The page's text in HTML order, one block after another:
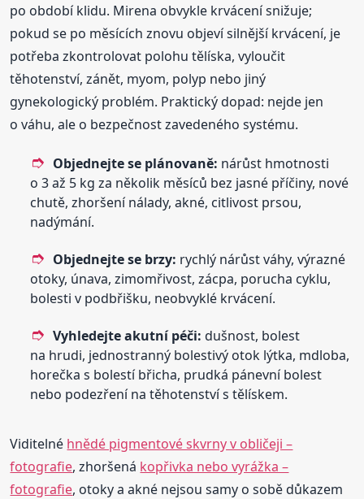
po období klidu. Mirena obvykle krvácení snižuje;
pokud se po měsících znovu objeví silnější krvácení, je
potřeba zkontrolovat polohu tělíska, vyloučit
těhotenství, zánět, myom, polyp nebo jiný
gynekologický problém. Praktický dopad: nejde jen
o váhu, ale o bezpečnost zavedeného systému.
Objednejte se plánovaně: nárůst hmotnosti
o 3 až 5 kg za několik měsíců bez jasné příčiny, nové
chutě, zhoršení nálady, akné, citlivost prsou,
nadýmání.
Objednejte se brzy: rychlý nárůst váhy, výrazné
otoky, únava, zimomřivost, zácpa, porucha cyklu,
bolesti v podbřišku, neobvyklé krvácení.
Vyhledejte akutní péči: dušnost, bolest
na hrudi, jednostranný bolestivý otok lýtka, mdloba,
horečka s bolestí břicha, prudká pánevní bolest
nebo podezření na těhotenství s tělískem.
Viditelné hnědé pigmentové skvrny v obličeji –
fotografie, zhoršená kopřivka nebo vyrážka –
fotografie, otoky a akné nejsou samy o sobě důkazem